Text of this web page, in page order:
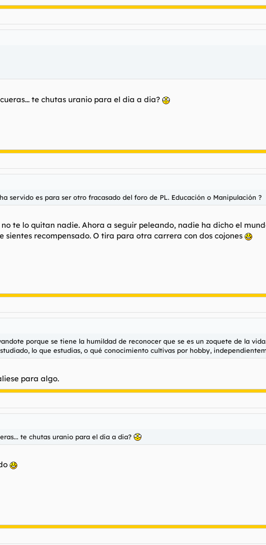
te chutas uranio para el dia a dia?
servido es para ser otro fracasado del foro de PL. Educación o Manipulación ?
no te lo quitan nadie. Ahora a seguir peleando, nadie ha dicho el
sientes recompensado. O tira para otra carrera con dos cojones
porque se tiene la humildad de reconocer que se es un zoquete de la
lo que estudias, o qué conocimiento cultivas por hobby,
para algo.
te chutas uranio para el dia a dia?